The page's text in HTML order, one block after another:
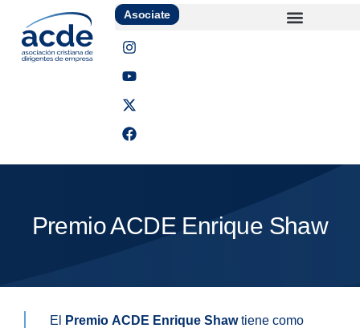
Asociate
Premio ACDE Enrique Shaw
El Premio ACDE Enrique Shawtiene como